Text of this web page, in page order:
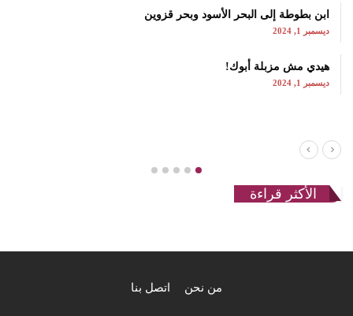
ابن بطوطة إلى البحر الأسود وبحر قزوين
ديسمبر 1, 2024
هيدي مش مزبلة أبوك!
ديسمبر 1, 2024
الأكثر قراءة
من نحن اتصل بنا